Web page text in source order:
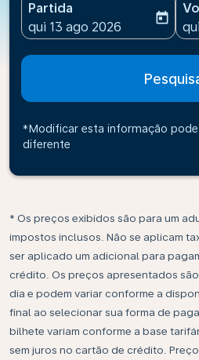
Partida
fc-booking-departure-
qui 13 ago 2026
today
*Modificar esta informação
diferente
* Os preços exibidos são para um
impostos inclusos. Não se aplicam
ser aplicado um adicional para
crédito. Os preços apresentados
dia e podem variar conforme a
final ao selecionar sua forma de
bilhete variam conforme a base
sem juros no cartão de crédito.